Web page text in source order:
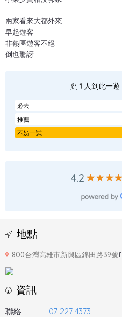
兩家看來大都外來
早起遊客
非熱區遊客不絕
倒也驚訝
1 人到此一遊
必去
推薦
不妨一試
4.2
地點
800台灣高雄市新興區錦田路39號
資訊
聯絡: 07 227 4373